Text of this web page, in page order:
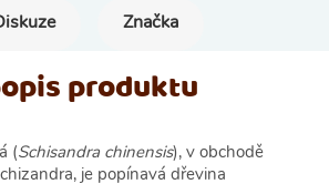
Značka
produktu
(Schisandra chinensis), v obchodě
je popínavá dřevina